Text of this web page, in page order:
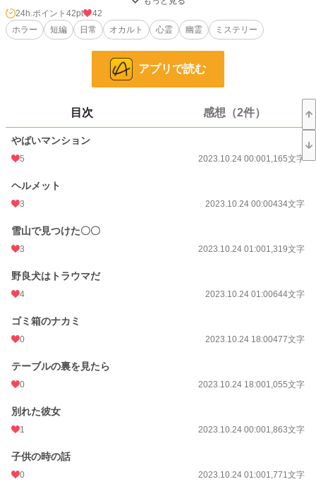
主人公はそれぞれ別という設定です
フィクションの話やノンフィクションの話も…。
サクサク読めて楽しい！(矛盾してる)
⚠︎この物語で出てくる場所は実在する場所とは全く関係御座いません
⚠︎他の人の作品と酷似している場合はお知らせください
17,290 位 / 228,629 件
お気に入り
24h.ポイント
文字数
更新日時 2024.09.02 20:00
初回公開日時
初回完結日時 2024.10.09 19:12
累計ポイント
24h.ポイント 42pt
42
ホラー
短編 日常 オカルト 心霊 幽霊 ミステリー
アプリで読む
目次 感想（2件）
やばいマンション
5 2023.10.24 00:001,165文字
ヘルメット
3 2023.10.24 00:00434文字
雪山で見つけた〇〇
3 2023.10.24 01:001,319文字
野良犬はトラウマだ
4 2023.10.24 01:00644文字
ゴミ箱のナカミ
0 2023.10.24 18:00477文字
テーブルの裏を見たら
0 2023.10.24 18:001,055文字
別れた彼女
1 2023.10.24 00:001,863文字
子供の時の話
0 2023.10.24 01:001,771文字